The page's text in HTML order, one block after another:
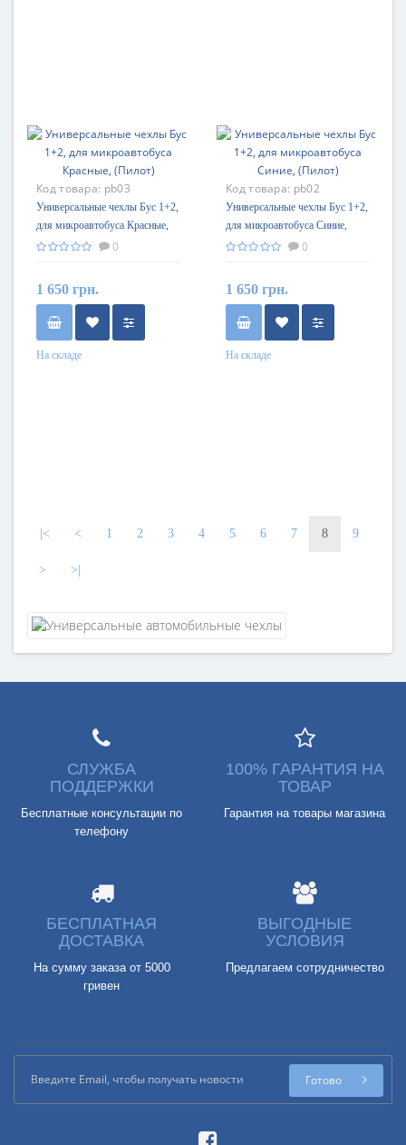
Код товара: pb03
Универсальные чехлы Бус 1+2,
для микроавтобуса Красные,
(Пилот)
0
1 650 грн.
На складе
Код товара: pb02
Универсальные чехлы Бус 1+2,
для микроавтобуса Синие,
(Пилот)
0
1 650 грн.
На складе
|< < 1 2 3 4 5 6 7 8 9
> >|
СЛУЖБА
ПОДДЕРЖКИ
Бесплатные консультации по
телефону
100% ГАРАНТИЯ НА
ТОВАР
Гарантия на товары магазина
БЕСПЛАТНАЯ
ДОСТАВКА
На сумму заказа от 5000
гривен
ВЫГОДНЫЕ
УСЛОВИЯ
Предлагаем сотрудничество
Готово